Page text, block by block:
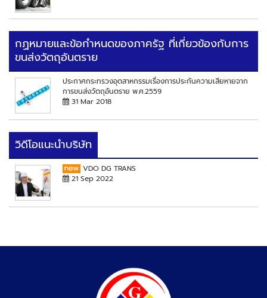
กฏหมายและข้อกำหนดของภาครัฐ ที่เกี่ยวข้องกับการ
ขนส่งวัตถุอันตราย
ประกาศกระทรวงอุตสาหกรรมเรื่องการประกันความเสียหายจาก
การขนส่งวัตถุอันตราย พ.ศ.2559
31 Mar 2018
วิดีโอแนะนำบริษัท
VDO DG TRANS
21 Sep 2022